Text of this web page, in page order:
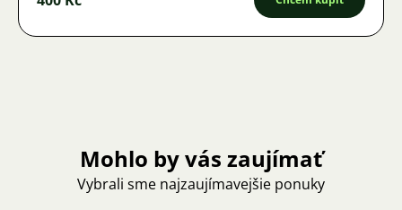
Mohlo by vás zaujímať
Vybrali sme najzaujímavejšie ponuky